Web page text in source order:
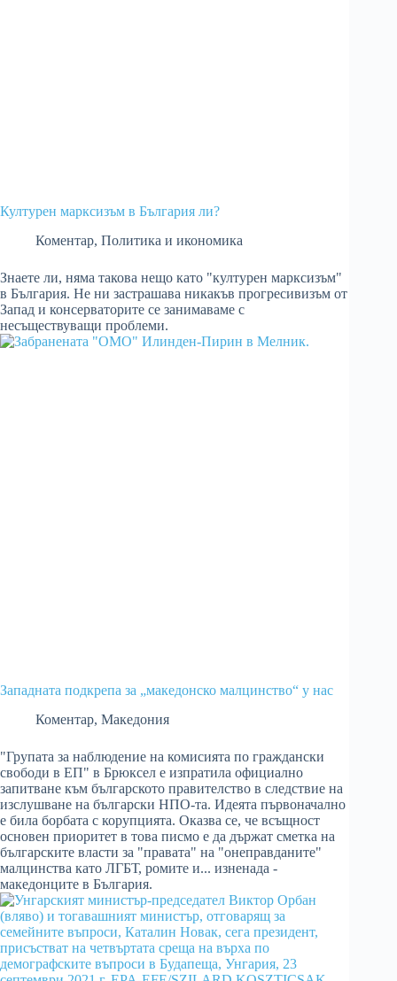
Културен марксизъм в България ли?
Коментар, Политика и икономика
Знаете ли, няма такова нещо като "културен марксизъм"
в България. Не ни застрашава никакъв прогресивизъм от
Запад и консерваторите се занимаваме с
несъществуващи проблеми.
Западната подкрепа за „македонско малцинство“ у нас
Коментар, Македония
"Групата за наблюдение на комисията по граждански
свободи в ЕП" в Брюксел е изпратила официално
запитване към българското правителство в следствие на
изслушване на български НПО-та. Идеята първоначално
е била борбата с корупцията. Оказва се, че всъщност
основен приоритет в това писмо е да държат сметка на
българските власти за "правата" на "онеправданите"
малцинства като ЛГБТ, ромите и... изненада -
македонците в България.